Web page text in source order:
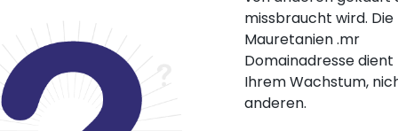
missbraucht wird. Die
Mauretanien .mr
Domainadresse dient
Ihrem Wachstum,
anderen.